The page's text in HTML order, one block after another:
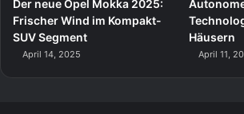
Der neue Opel Mokka 2025:
Frischer Wind im Kompakt-
SUV Segment
April 14, 2025
Häusern
April 11,